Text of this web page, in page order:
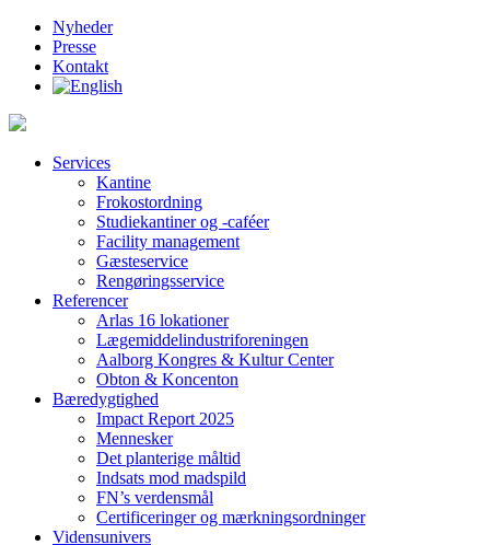
Nyheder
Presse
Kontakt
Services
Kantine
Frokostordning
Studiekantiner og -caféer
Facility management
Gæsteservice
Rengøringsservice
Referencer
Arlas 16 lokationer
Lægemiddelindustriforeningen
Aalborg Kongres & Kultur Center
Obton & Koncenton
Bæredygtighed
Impact Report 2025
Mennesker
Det planterige måltid
Indsats mod madspild
FN’s verdensmål
Certificeringer og mærkningsordninger
Vidensunivers